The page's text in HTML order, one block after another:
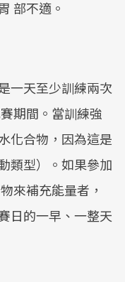
部不適。
一天至少訓練兩次
期間。當訓練強
化合物，因為這是
類型）。如果參加
來補充能量者，
日的一早、一整天